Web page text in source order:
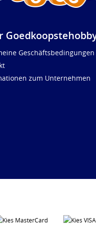
Geschäftsbedingungen
zum Unternehmen